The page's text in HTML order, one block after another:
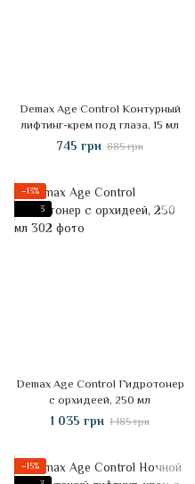
Demax Age Control Контурный
лифтинг-крем под глаза, 15 мл
745 грн 885 грн
−13%
3
Demax Age Control Гидротонер
с орхидеей, 250 мл
1 035 грн 1 185 грн
−15%